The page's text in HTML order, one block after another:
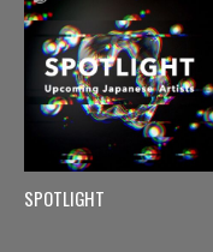
SPOTLIGHT